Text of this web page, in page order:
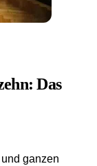
Das
ganzen